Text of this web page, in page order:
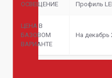
ОСВЕЩЕНИЕ Профиль
ЦЕНА В
БАЗОВОМ
ВАРИАНТЕ
На декабрь